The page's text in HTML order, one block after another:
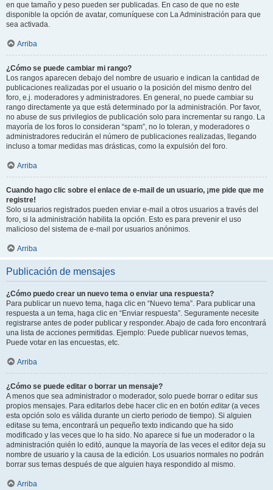
en que tamaño y peso pueden ser publicadas. En caso de que no este
disponible la opción de avatar, comuníquese con La Administración para que
sea activada.
Arriba
¿Cómo se puede cambiar mi rango?
Los rangos aparecen debajo del nombre de usuario e indican la cantidad de
publicaciones realizadas por el usuario o la posición del mismo dentro del
foro, e.j. moderadores y administradores. En general, no puede cambiar su
rango directamente ya que está determinado por la administración. Por favor,
no abuse de sus privilegios de publicación solo para incrementar su rango. La
mayoría de los foros lo consideran “spam”, no lo toleran, y moderadores o
administradores reducirán el número de publicaciones realizadas, llegando
incluso a tomar medidas mas drásticas, como la expulsión del foro.
Arriba
Cuando hago clic sobre el enlace de e-mail de un usuario, ¡me pide que me
registre!
Solo usuarios registrados pueden enviar e-mail a otros usuarios a través del
foro, si la administración habilita la opción. Esto es para prevenir el uso
malicioso del sistema de e-mail por usuarios anónimos.
Arriba
Publicación de mensajes
¿Cómo puedo crear un nuevo tema o enviar una respuesta?
Para publicar un nuevo tema, haga clic en “Nuevo tema”. Para publicar una
respuesta a un tema, haga clic en “Enviar respuesta”. Seguramente necesite
registrarse antes de poder publicar y responder. Abajo de cada foro encontrará
una lista de acciones permitidas. Ejemplo: Puede publicar nuevos temas,
Puede votar en las encuestas, etc.
Arriba
¿Cómo se puede editar o borrar un mensaje?
A menos que sea administrador o moderador, solo puede borrar o editar sus
propios mensajes. Para editarlos debe hacer clic en en botón editar(a veces
esta opción solo es válida durante un cierto periodo de tiempo). Si alguien
editase su tema, encontrará un pequeño texto indicando que ha sido
modificado y las veces que lo ha sido. No aparece si fue un moderador o la
administración quién lo editó, aunque la mayoría de las veces el editor deja su
nombre de usuario y la causa de la edición. Los usuarios normales no podrán
borrar sus temas después de que alguien haya respondido al mismo.
Arriba